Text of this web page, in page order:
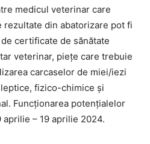
medicul veterinar care
rezultate din abatorizare pot fi
certificate de sănătate
veterinar, piețe care trebuie
carcaselor de miei/iezi
fizico-chimice și
Funcționarea potențialelor
– 19 aprilie 2024.